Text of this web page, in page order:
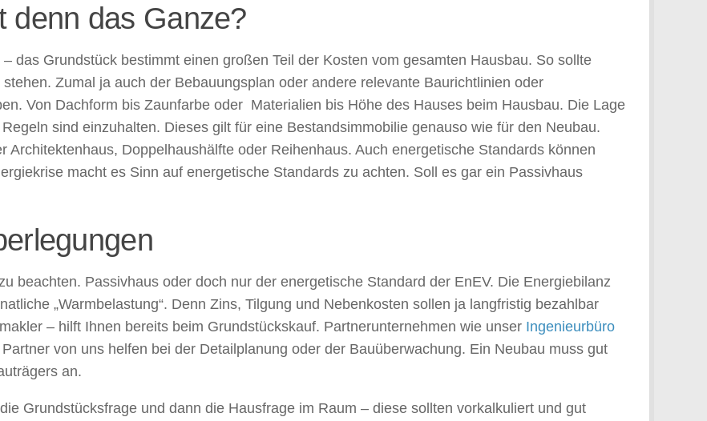
denn das Ganze?
das Grundstück bestimmt einen großen Teil der Kosten vom gesamten Hausbau. So sollte
Zumal ja auch der Bebauungsplan oder andere relevante Baurichtlinien oder
Von Dachform bis Zaunfarbe oder Materialien bis Höhe des Hauses beim Hausbau. Die Lage
sind einzuhalten. Dieses gilt für eine Bestandsimmobilie genauso wie für den Neubau.
Architektenhaus, Doppelhaushälfte oder Reihenhaus. Auch energetische Standards können
macht es Sinn auf energetische Standards zu achten. Soll es gar ein Passivhaus
beachten. Passivhaus oder doch nur der energetische Standard der EnEV. Die Energiebilanz
„Warmbelastung“. Denn Zins, Tilgung und Nebenkosten sollen ja langfristig bezahlbar
– hilft Ihnen bereits beim Grundstückskauf. Partnerunternehmen wie unser Ingenieurbüro
von uns helfen bei der Detailplanung oder der Bauüberwachung. Ein Neubau muss gut
an.
Grundstücksfrage und dann die Hausfrage im Raum – diese sollten vorkalkuliert und gut